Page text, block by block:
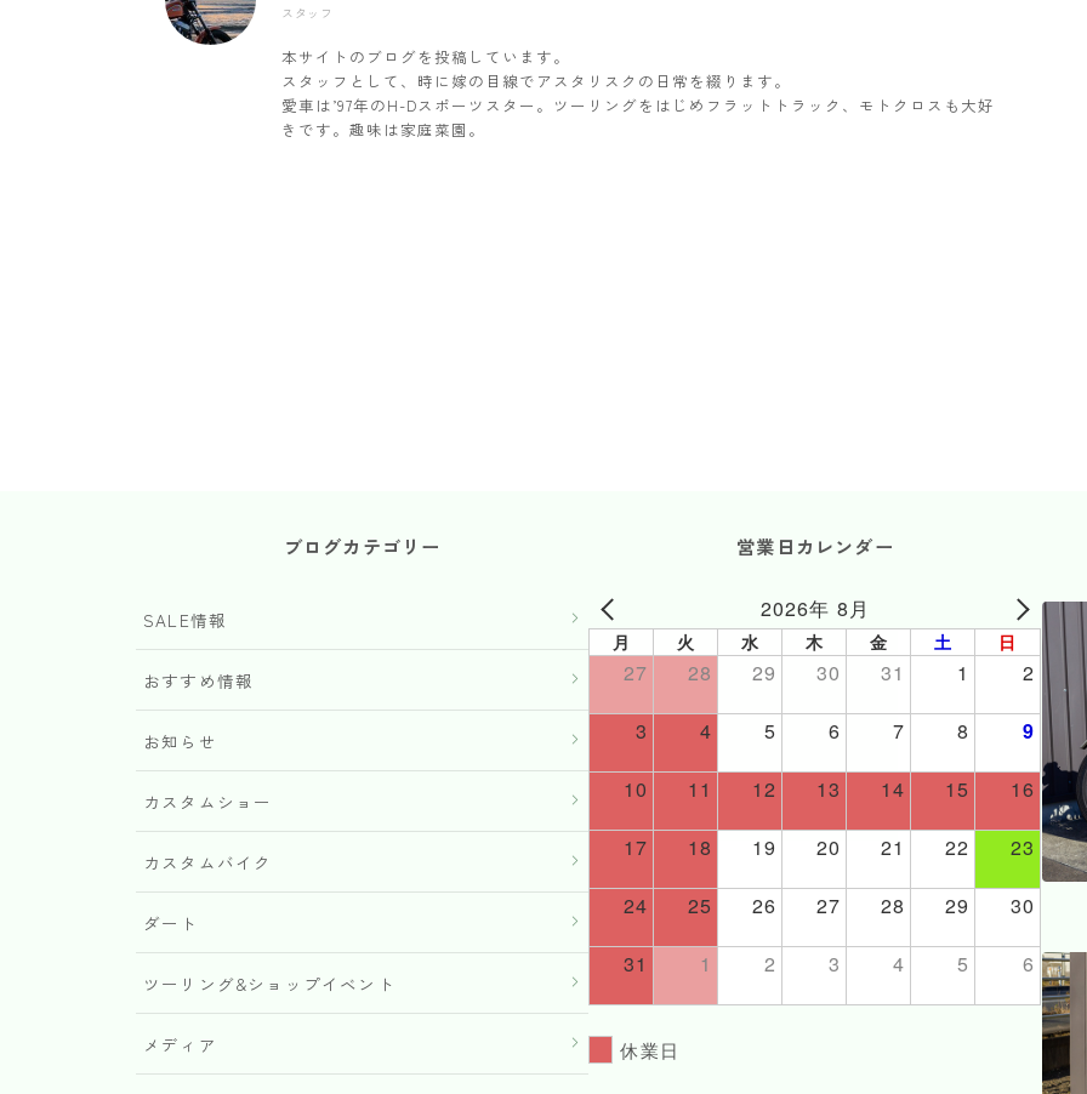
スタッフ
本サイトのブログを投稿しています。
スタッフとして、時に嫁の目線でアスタリスクの日常を綴ります。
愛車は’97年のH-Dスポーツスター。ツーリングをはじめフラットトラック、モトクロスも大好
きです。趣味は家庭菜園。
ブログカテゴリー
SALE情報
おすすめ情報
お知らせ
カスタムショー
カスタムバイク
ダート
ツーリング&ショップイベント
メディア
営業日カレンダー
2026年 8月
月 火 水 木 金 土 日
27 28 29 30 31 1 2
3 4 5 6 7 8 9
10 11 12 13 14 15 16
17 18 19 20 21 22 23
24 25 26 27 28 29 30
31 1 2 3 4 5 6
休業日